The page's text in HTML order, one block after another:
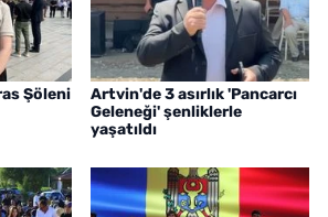
Şöleni
Artvin'de 3 asırlık 'Pancarcı
Geleneği' şenliklerle
yaşatıldı